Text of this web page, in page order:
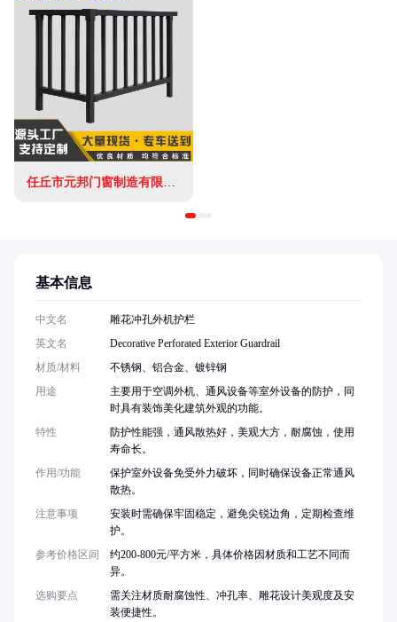
任丘市元邦门窗制造有限公司
基本信息
中文名
雕花冲孔外机护栏
英文名
Decorative Perforated Exterior Guardrail
材质/材料
不锈钢、铝合金、镀锌钢
用途
主要用于空调外机、通风设备等室外设备的防护，同
时具有装饰美化建筑外观的功能。
特性
防护性能强，通风散热好，美观大方，耐腐蚀，使用
寿命长。
作用/功能
保护室外设备免受外力破坏，同时确保设备正常通风
散热。
注意事项
安装时需确保牢固稳定，避免尖锐边角，定期检查维
护。
参考价格区间
约200-800元/平方米，具体价格因材质和工艺不同而
异。
选购要点
需关注材质耐腐蚀性、冲孔率、雕花设计美观度及安
装便捷性。